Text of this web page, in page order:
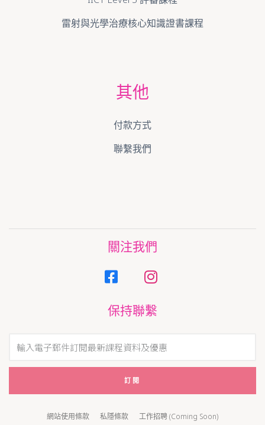
雷射與光學治療核心知識證書課程
其他
付款方式
聯繫我們
關注我們
保持聯繫
訂閱
網站使用條款 私隱條款 工作招聘 (Coming Soon)